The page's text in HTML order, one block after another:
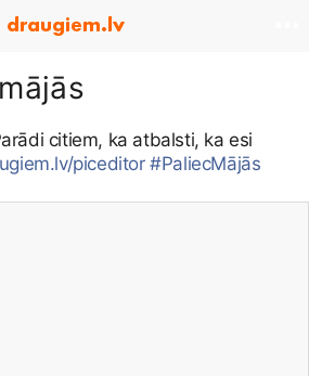
citiem, ka atbalsti, ka esi
piceditor #PaliecMājās